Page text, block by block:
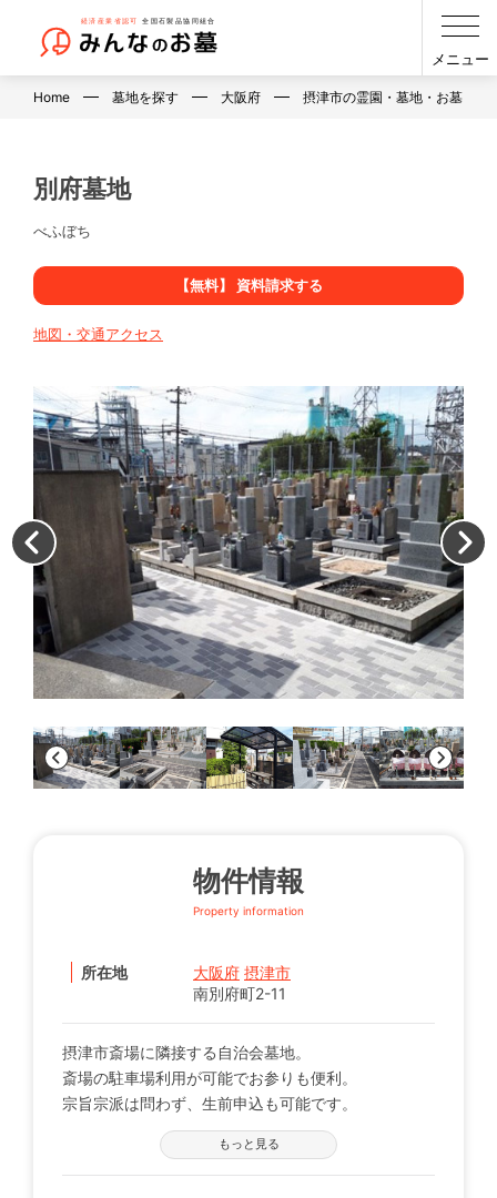
メニュー
Home 墓地を探す 大阪府 摂津市の霊園・墓地・お墓
別府墓地
べふぼち
【無料】 資料請求する
地図・交通アクセス
物件情報
Property information
所在地 大阪府 摂津市
南別府町2-11
摂津市斎場に隣接する自治会墓地。
斎場の駐車場利用が可能でお参りも便利。
宗旨宗派は問わず、生前申込も可能です。
地下鉄今里筋線 井高野駅 より徒歩約14分（1.1㎞）。
申込条件：摂津市民のみ。
摂津市にお住まいの方におすすめの霊園です。
もっと見る